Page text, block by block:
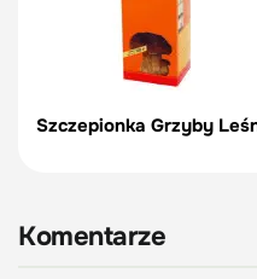
Szczepionka Grzyby
Komentarze